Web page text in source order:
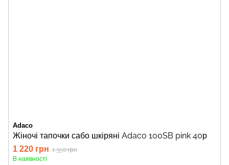
Adaco
Жіночі тапочки сабо шкіряні Adaco 100SB pink 40р
1 220 грн 1 350 грн
В наявності